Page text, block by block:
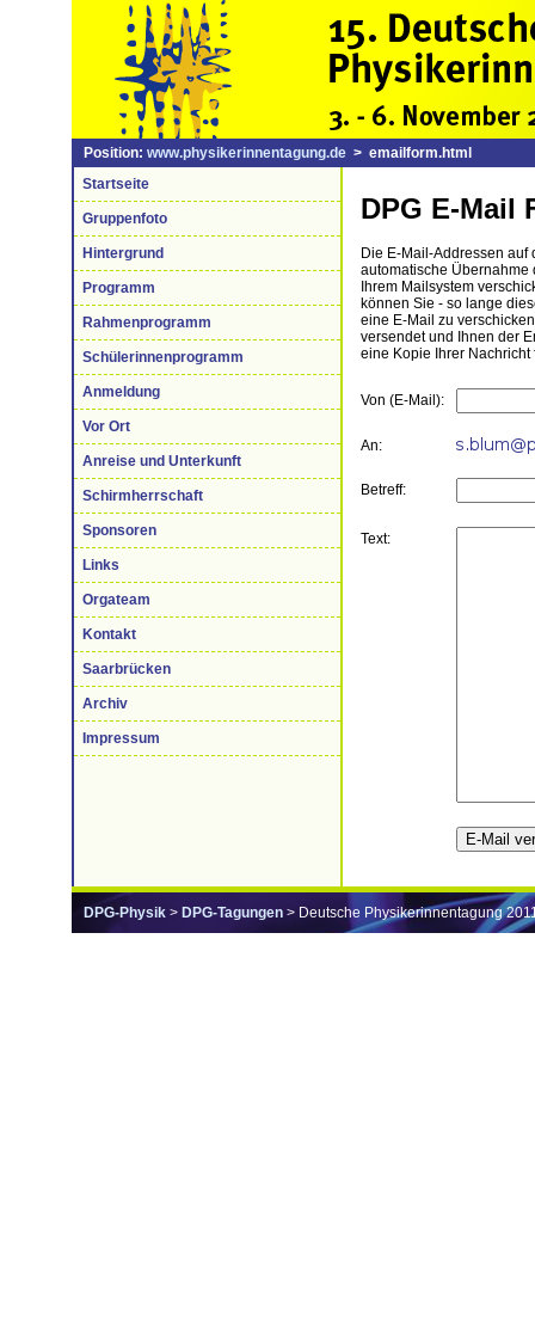
Position: www.physikerinnentagung.de > emailform.html
Startseite
Gruppenfoto
Hintergrund
Programm
Rahmenprogramm
Schülerinnenprogramm
Anmeldung
Vor Ort
Anreise und Unterkunft
Schirmherrschaft
Sponsoren
Links
Orgateam
Kontakt
Saarbrücken
Archiv
Impressum
DPG E-Mail
Die E-Mail-Addressen
automatische Übernahme
Ihrem Mailsystem
können Sie - so lange
eine E-Mail zu
versendet und Ihnen der
eine Kopie Ihrer
Von (E-Mail):
An:
Betreff:
Text:
DPG-Physik > DPG-Tagungen > Deutsche Physikerinnentagung